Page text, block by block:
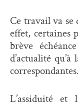
Ce travail va se
effet, certaines
brève
d’actualité
correspondantes.
L’assiduité et